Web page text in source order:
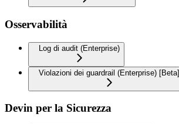
Osservabilità
Log di audit (Enterprise)
Violazioni dei guardrail (Enterprise) [Beta]
Devin per la Sicurezza